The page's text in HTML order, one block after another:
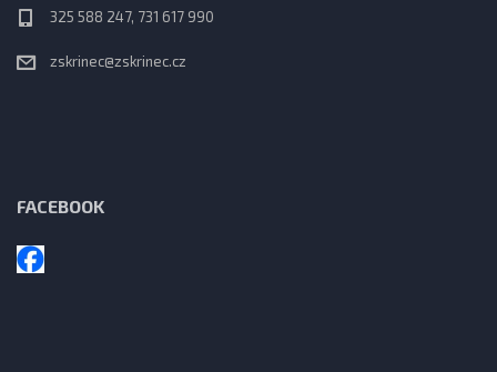
325 588 247, 731 617 990
zskrinec@zskrinec.cz
FACEBOOK